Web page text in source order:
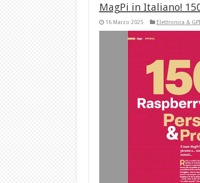
MagPi in Italiano!
16 Marzo 2025 Elettronica &